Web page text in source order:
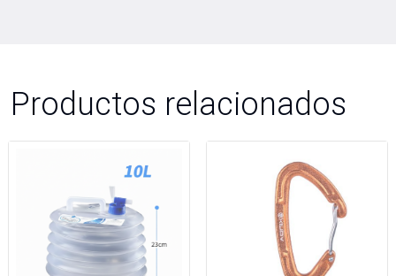
Productos relacionados